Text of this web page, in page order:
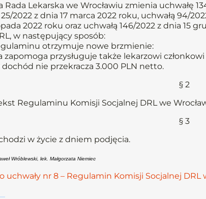
Rada Lekarska we Wrocławiu zmienia uchwałę
2022 z dnia 17 marca 2022 roku, uchwałą 94/
2022 roku oraz uchwałą 146/2022 z dnia 15
w następujący sposób:
otrzymuje nowe brzmienie:
zapomoga przysługuje także lekarzowi
nie przekracza 3.000 PLN netto.
§ 2
Regulaminu Komisji Socjalnej DRL we
§ 3
w życie z dniem podjęcia.
Wróblewski, lek. Małgorzata Niemiec
uchwały nr 8 – Regulamin Komisji Socjalnej DRL